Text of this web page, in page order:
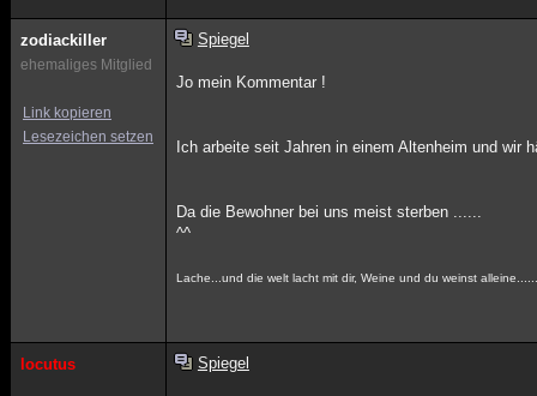
zodiackiller
ehemaliges Mitglied
Link kopieren
Lesezeichen setzen
Spiegel
Jo mein Kommentar !
Ich arbeite seit Jahren in einem Altenheim und wir
Da die Bewohner bei uns meist sterben ......
^^
Lache...und die welt lacht mit dir, Weine und du weinst alleine......
locutus Spiegel